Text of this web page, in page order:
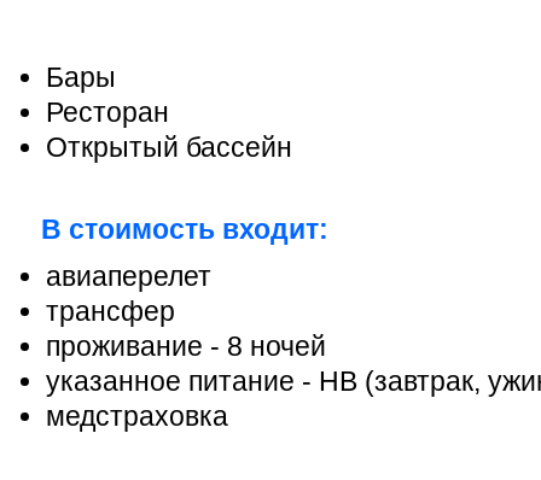
Бары
Ресторан
Открытый бассейн
В стоимость входит:
авиаперелет
трансфер
проживание - 8 ночей
указанное питание - HB (завтрак,
медстраховка